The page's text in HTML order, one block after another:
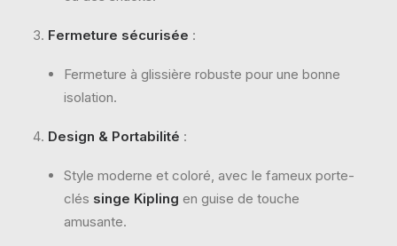
Fermeture sécurisée :
Fermeture à glissière robuste pour une bonne
isolation.
Design & Portabilité :
Style moderne et coloré, avec le fameux porte-
clés singe Kipling en guise de touche
amusante.